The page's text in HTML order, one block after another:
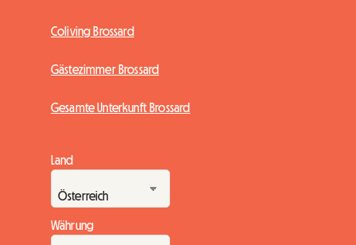
Coliving Brossard
Gästezimmer Brossard
Gesamte Unterkunft Brossard
Land
Währung